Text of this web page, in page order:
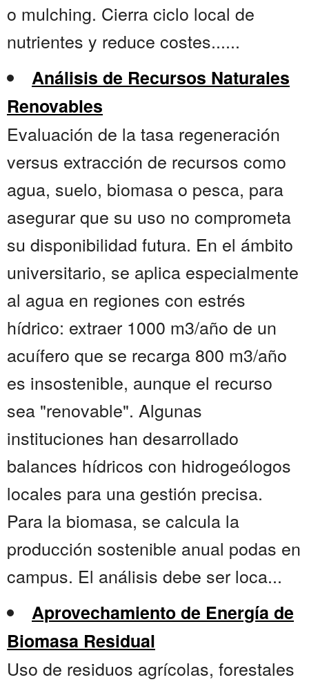
o mulching. Cierra ciclo local de
nutrientes y reduce costes......
Análisis de Recursos Naturales
Renovables
Evaluación de la tasa regeneración
versus extracción de recursos como
agua, suelo, biomasa o pesca, para
asegurar que su uso no comprometa
su disponibilidad futura. En el ámbito
universitario, se aplica especialmente
al agua en regiones con estrés
hídrico: extraer 1000 m3/año de un
acuífero que se recarga 800 m3/año
es insostenible, aunque el recurso
sea "renovable". Algunas
instituciones han desarrollado
balances hídricos con hidrogeólogos
locales para una gestión precisa.
Para la biomasa, se calcula la
producción sostenible anual podas en
campus. El análisis debe ser loca...
Aprovechamiento de Energía de
Biomasa Residual
Uso de residuos agrícolas, forestales